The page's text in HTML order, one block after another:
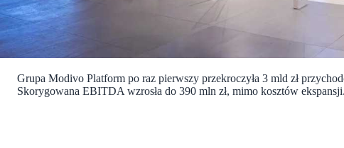
Grupa Modivo Platform po raz pierwszy przekroczyła 3 mld zł
Skorygowana EBITDA wzrosła do 390 mln zł, mimo kosztów ekspansji.